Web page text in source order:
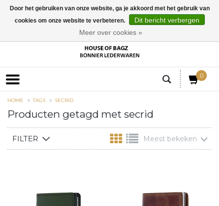
0
HOME TAGS SECRID
Producten getagd met secrid
FILTER Meest bekeken
Door het gebruiken van onze website, ga je akkoord met het gebruik van
cookies om onze website te verbeteren.
Dit bericht verbergen
Meer over cookies »